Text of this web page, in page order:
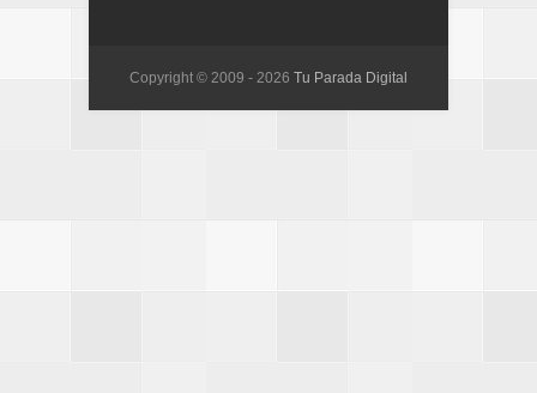
Copyright © 2009 - 2026 Tu Parada Digital